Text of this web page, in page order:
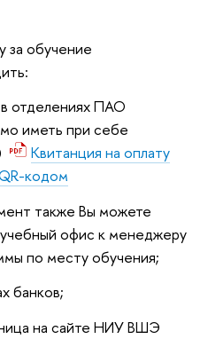
за обучение
отделениях ПАО
иметь при себе
Квитанция на оплату
кодом
также Вы можете
офис к менеджеру
по месту обучения;
банков;
на сайте НИУ ВШЭ